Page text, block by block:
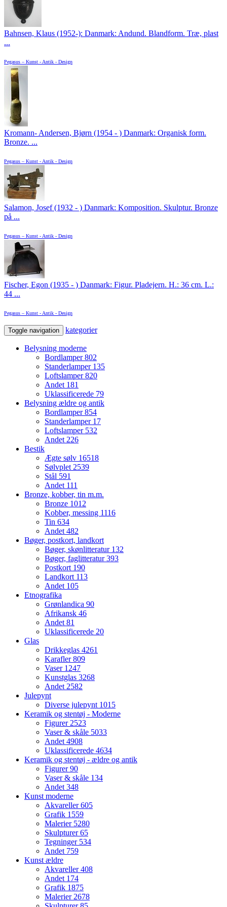
Bahnsen, Klaus (1952-): Danmark: Andund. Blandform. Træ, plast
...
Pegasus – Kunst - Antik - Design
Kromann- Andersen, Bjørn (1954 - ) Danmark: Organisk form.
Bronze. ...
Pegasus – Kunst - Antik - Design
Salamon, Josef (1932 - ) Danmark: Komposition. Skulptur. Bronze
på ...
Pegasus – Kunst - Antik - Design
Fischer, Egon (1935 - ) Danmark: Figur. Pladejern. H.: 36 cm. L.:
44 ...
Pegasus – Kunst - Antik - Design
Toggle navigation kategorier
Belysning moderne
Bordlamper802
Standerlamper 135
Loftslamper820
Andet 181
Uklassificerede 79
Belysning ældre og antik
Bordlamper854
Standerlamper 17
Loftslamper 532
Andet 226
Bestik
Ægte sølv 16518
Sølvplet 2539
Stål 591
Andet 111
Bronze, kobber, tin m.m.
Bronze 1012
Kobber, messing 1116
Tin 634
Andet 482
Bøger, postkort, landkort
Bøger, skønlitteratur 132
Bøger, faglitteratur393
Postkort 190
Landkort 113
Andet 105
Etnografika
Grønlandica 90
Afrikansk 46
Andet 81
Uklassificerede 20
Glas
Drikkeglas 4261
Karafler809
Vaser 1247
Kunstglas 3268
Andet 2582
Julepynt
Diverse julepynt 1015
Keramik og stentøj - Moderne
Figurer 2523
Vaser & skåle 5033
Andet 4908
Uklassificerede 4634
Keramik og stentøj - ældre og antik
Figurer90
Vaser & skåle 134
Andet 348
Kunst moderne
Akvareller605
Grafik 1559
Malerier 5280
Skulpturer65
Tegninger 534
Andet 759
Kunst ældre
Akvareller408
Andet 174
Grafik 1875
Malerier 2678